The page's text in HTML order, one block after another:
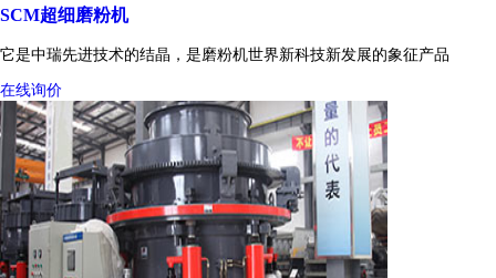
SCM超细磨粉机
它是中瑞先进技术的结晶，是磨粉机世界新科技新发展的象征产品
在线询价